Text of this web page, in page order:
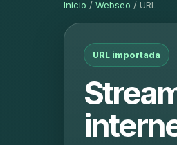
Inicio / Webseo / URL
URL importada